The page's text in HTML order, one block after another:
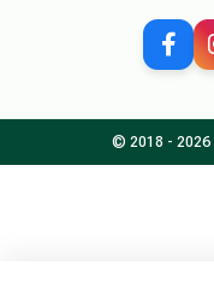
© 2018 - 2026